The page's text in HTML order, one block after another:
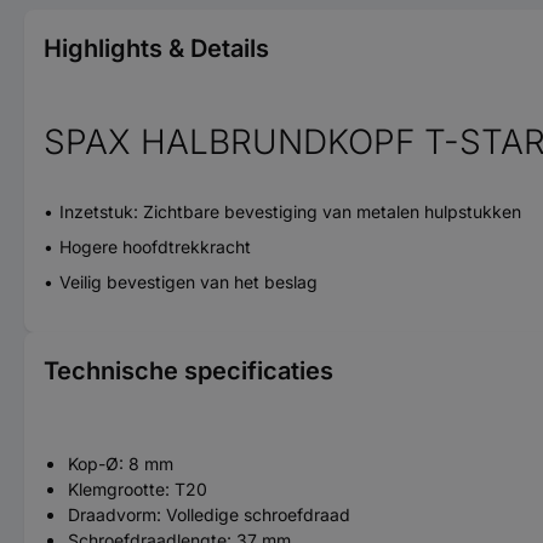
Highlights & Details
SPAX HALBRUNDKOPF T-
Inzetstuk: Zichtbare bevestiging van metalen hulpstukken
Hogere hoofdtrekkracht
Veilig bevestigen van het beslag
Technische specificaties
Kop-Ø: 8 mm
Klemgrootte: T20
Draadvorm: Volledige schroefdraad